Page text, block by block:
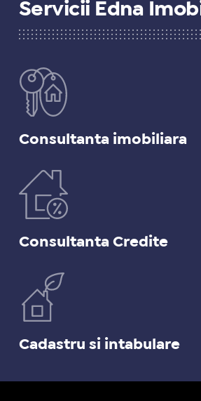
Servicii Edna
Consultanta imobiliara
Consultanta Credite
Cadastru si intabulare